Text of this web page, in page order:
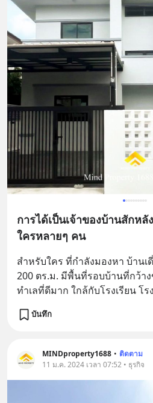
การได้เป็นเจ้าของบ้านสักห
ใครหลายๆ คน
สำหรับใคร ที่กำลังมองหา บ้าน
200 ตร.ม. มีพื้นที่รอบบ้านที่กว้า
ทำเลที่ดีมาก ใกล้กับโรงเรียน โ
บันทึก
MINDproperty1688 • ติดตาม
11 ม.ค. 2024 เวลา 07:52 • ธุรกิจ